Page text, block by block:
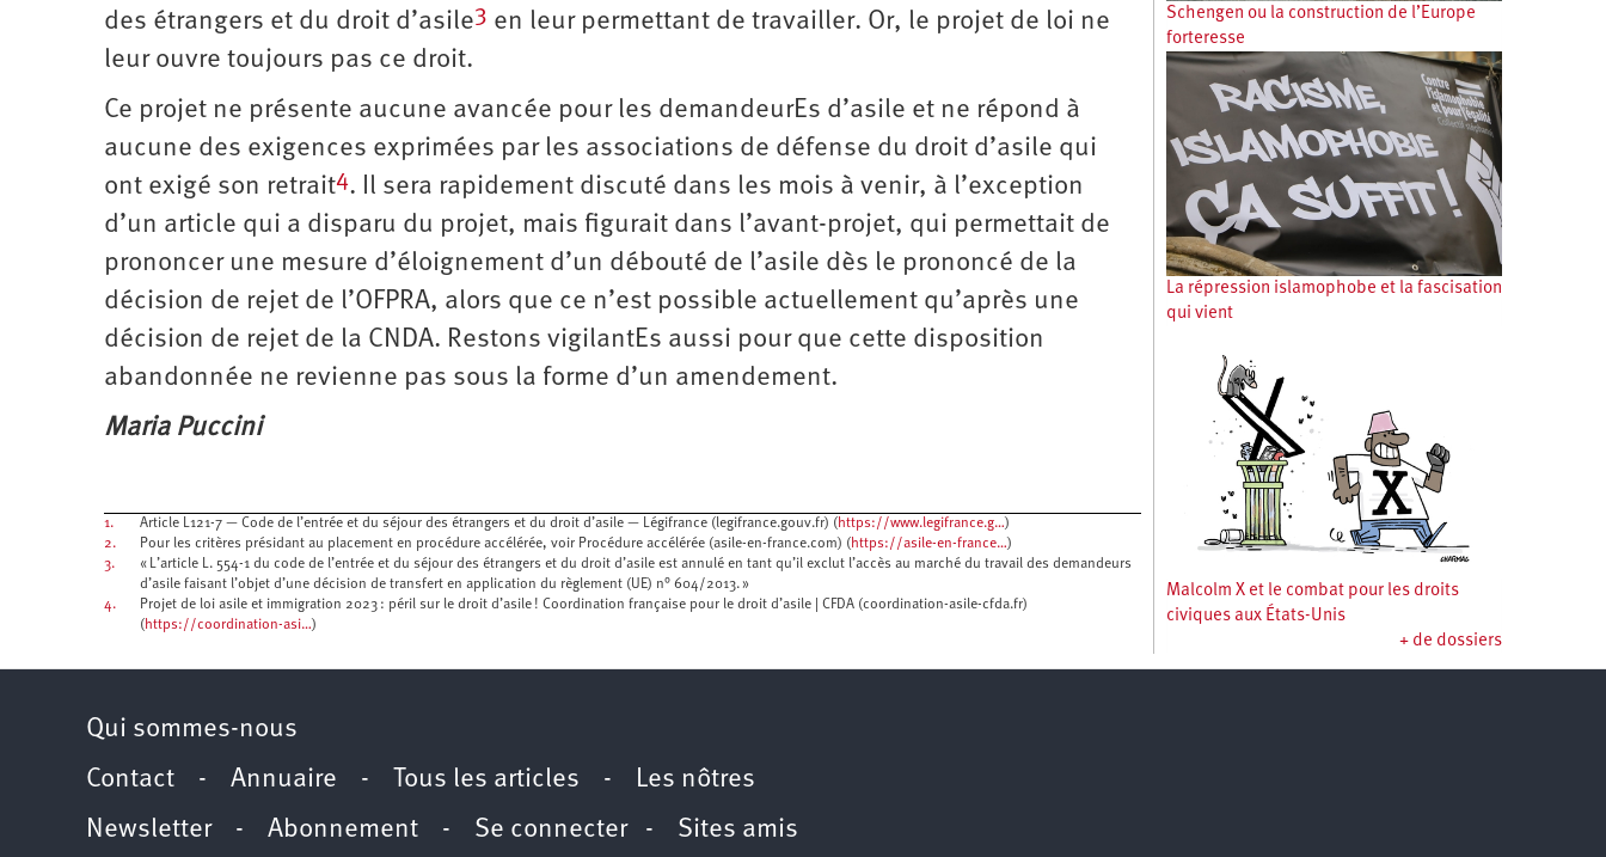
des étrangers et du droit d’asile3 en leur permettant de travailler. Or, le projet de loi ne
leur ouvre ­toujours pas ce droit.
Ce projet ne présente aucune avancée pour les demandeurEs d’asile et ne répond à
aucune des exigences exprimées par les associations de défense du droit d’asile qui
ont exigé son retrait4. Il sera rapidement discuté dans les mois à venir, à l’exception
d’un article qui a disparu du projet, mais figurait dans l’avant-­projet, qui permettait de
prononcer une mesure d’éloignement d’un débouté de l’asile dès le prononcé de la
décision de rejet de l’OFPRA, alors que ce n’est possible actuellement qu’après une
décision de rejet de la CNDA. Restons vigilantEs aussi pour que cette disposition
abandonnée ne revienne pas sous la forme d’un amendement.
Maria Puccini
1. Article L121-7 — Code de l’entrée et du séjour des étrangers et du droit d’asile — Légifrance (legifrance.gouv.fr) (https://www.legifrance.g…)
2.
Pour les critères présidant au placement en procédure accélérée, voir Procédure accélérée (asile-en-france.com) (https://asile-en-france…)
3.
« L’article L. 554-1 du code de l’entrée et du séjour des étrangers et du droit d’asile est annulé en tant qu’il exclut l’accès au marché du travail des demandeurs
d’asile faisant l’objet d’une décision de transfert en application du règlement (UE) n° 604/2013. »
4.
Projet de loi asile et immigration 2023 : péril sur le droit d’asile ! Coordination française pour le droit d’asile | CFDA (coordination-asile-cfda.fr)
(https://coordination-asi…)
Schengen ou la construction de l’Europe
forteresse
La répression islamophobe et la fascisation
qui vient
Malcolm X et le combat pour les droits
civiques aux États-Unis
+ de dossiers
Qui sommes-nous
Contact - Annuaire - Tous les articles - Les nôtres
Newsletter- Abonnement - Se connecter- Sites amis